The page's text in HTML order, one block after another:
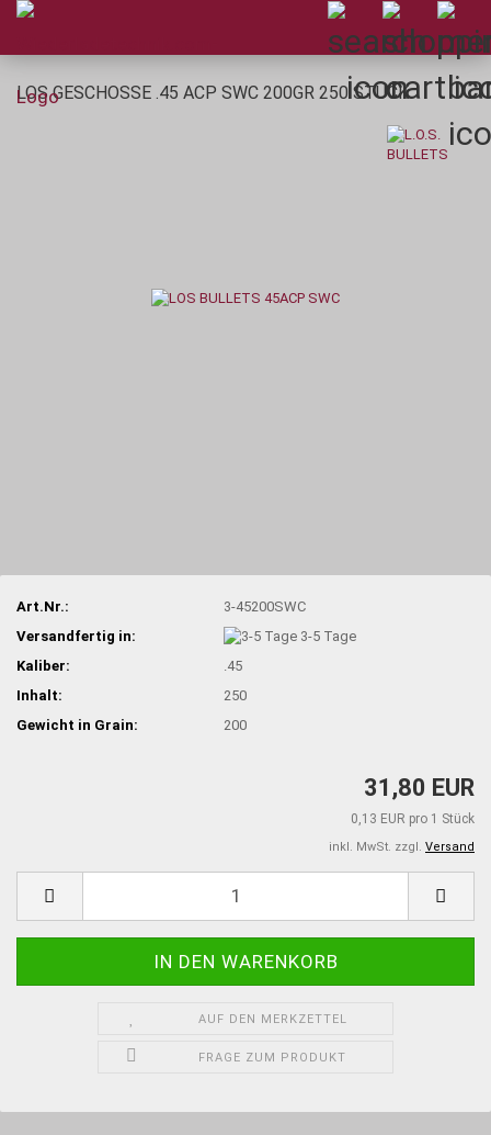
LOS GESCHOSSE .45 ACP SWC 200GR 250 STÜCK
Art.Nr.:
3-45200SWC
Versandfertig in:
3-5 Tage
Kaliber:
.45
Inhalt:
250
Gewicht in Grain:
200
31,80 EUR
0,13 EUR pro 1 Stück
inkl. MwSt. zzgl. Versand
AUF DEN MERKZETTEL
FRAGE ZUM PRODUKT